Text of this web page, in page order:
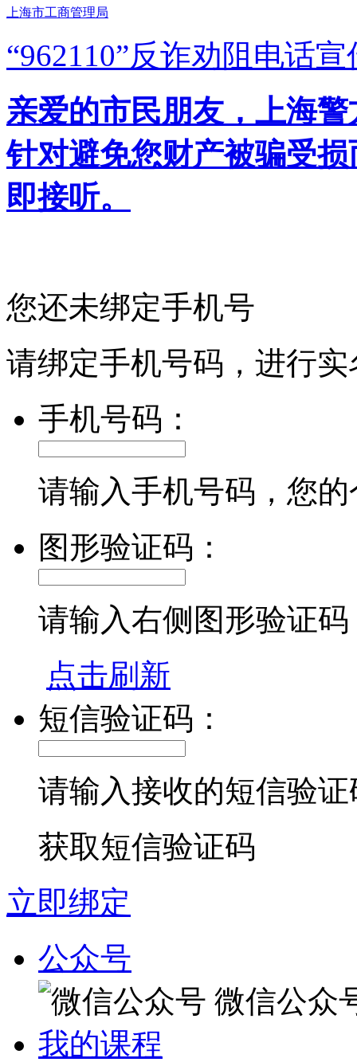
上海市工商管理局
“962110”反诈劝阻电话宣
亲爱的市民朋友，上海
针对避免您财产被骗受
即接听。
您还未绑定手机号
请绑定手机号码，进行
手机号码：
请输入手机号码，您
图形验证码：
请输入右侧图形验证码
点击刷新
短信验证码：
请输入接收的短信验证
获取短信验证码
立即绑定
公众号
微信公众
我的课程